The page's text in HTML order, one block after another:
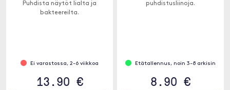
Puhdista näytöt lialta ja
bakteereilta.
Ei varastossa, 2-6 viikkoa
13.90 €
puhdistusliinoja.
Etätallennus, noin 3-8 arkisin
8.90 €